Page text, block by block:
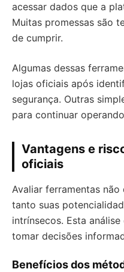
acessar dados que a
Muitas promessas são
de cumprir.
Algumas dessas
lojas oficiais após
segurança. Outras
para continuar
Vantagens e
oficiais
Avaliar ferramentas
tanto suas
intrínsecos. Esta
tomar decisões
Benefícios dos